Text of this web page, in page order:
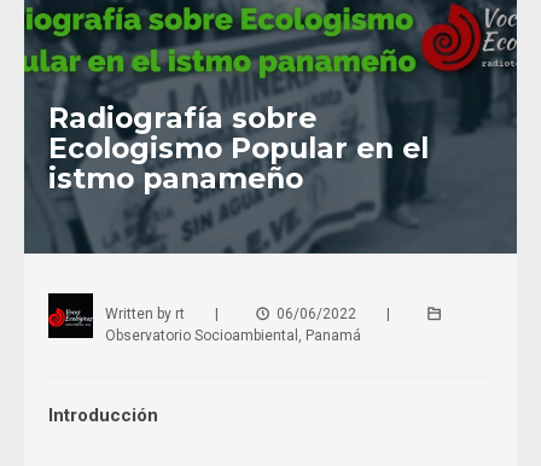
Radiografía sobre
Ecologismo Popular en el
istmo panameño
Written by rt | 06/06/2022
|
Observatorio Socioambiental
Panamá
Introducción